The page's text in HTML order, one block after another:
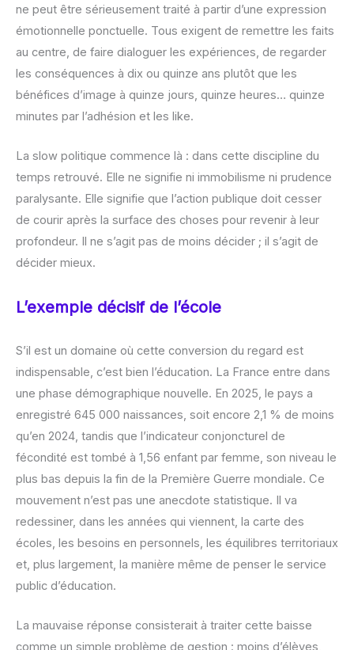
ne peut être sérieusement traité à partir d’une expression
émotionnelle ponctuelle. Tous exigent de remettre les faits
au centre, de faire dialoguer les expériences, de regarder
les conséquences à dix ou quinze ans plutôt que les
bénéfices d’image à quinze jours, quinze heures… quinze
minutes par l’adhésion et les like.
La slow politique commence là : dans cette discipline du
temps retrouvé. Elle ne signifie ni immobilisme ni prudence
paralysante. Elle signifie que l’action publique doit cesser
de courir après la surface des choses pour revenir à leur
profondeur. Il ne s’agit pas de moins décider ; il s’agit de
décider mieux.
L’exemple décisif de l’école
S’il est un domaine où cette conversion du regard est
indispensable, c’est bien l’éducation. La France entre dans
une phase démographique nouvelle. En 2025, le pays a
enregistré 645 000 naissances, soit encore 2,1 % de moins
qu’en 2024, tandis que l’indicateur conjoncturel de
fécondité est tombé à 1,56 enfant par femme, son niveau le
plus bas depuis la fin de la Première Guerre mondiale. Ce
mouvement n’est pas une anecdote statistique. Il va
redessiner, dans les années qui viennent, la carte des
écoles, les besoins en personnels, les équilibres territoriaux
et, plus largement, la manière même de penser le service
public d’éducation.
La mauvaise réponse consisterait à traiter cette baisse